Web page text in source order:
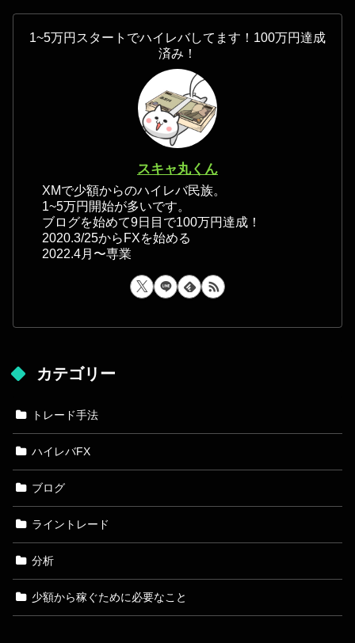
1~5万円スタートでハイレバしてます！100万円達成
済み！
スキャ丸くん
XMで少額からのハイレバ民族。
1~5万円開始が多いです。
ブログを始めて9日目で100万円達成！
2020.3/25からFXを始める
2022.4月〜専業
カテゴリー
トレード手法
ハイレバFX
ブログ
ライントレード
分析
少額から稼ぐために必要なこと